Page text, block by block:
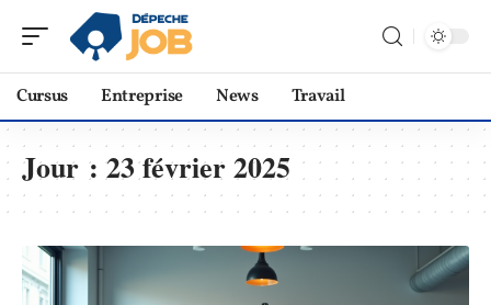
Cursus Entreprise News Travail
Jour :23 février 2025